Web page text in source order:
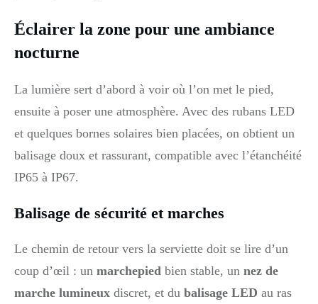
Éclairer la zone pour une ambiance
nocturne
La lumière sert d’abord à voir où l’on met le pied,
ensuite à poser une atmosphère. Avec des rubans LED
et quelques bornes solaires bien placées, on obtient un
balisage doux et rassurant, compatible avec l’étanchéité
IP65 à IP67.
Balisage de sécurité et marches
Le chemin de retour vers la serviette doit se lire d’un
coup d’œil : un marchepied bien stable, un nez de
marche lumineux discret, et du balisage LED au ras